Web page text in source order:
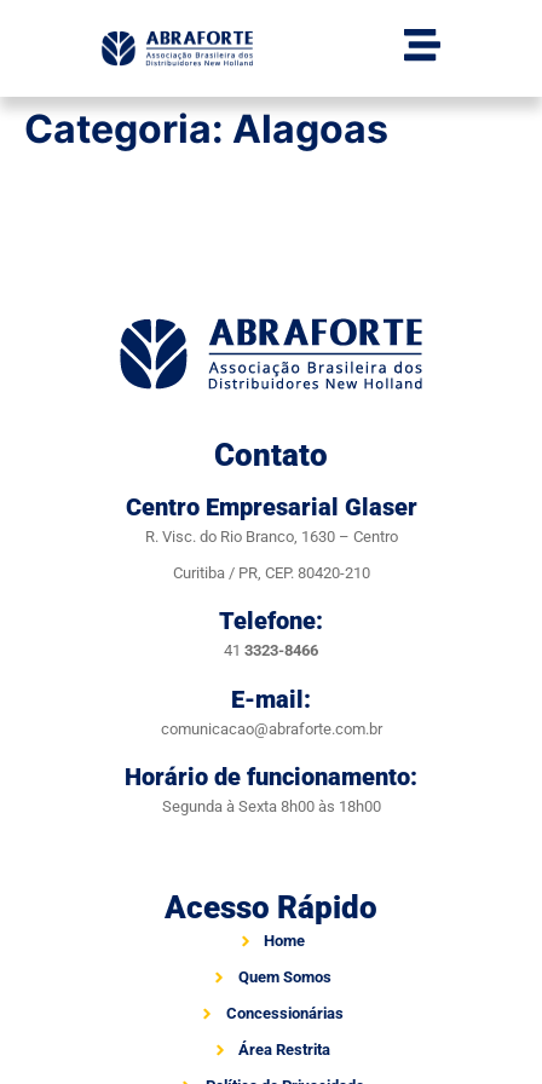
Categoria: Alagoas
Contato
Centro Empresarial Glaser
R. Visc. do Rio Branco, 1630 – Centro
Curitiba / PR, CEP. 80420-210
Telefone:
41 3323-8466
E-mail:
comunicacao@abraforte.com.br
Horário de funcionamento:
Segunda à Sexta 8h00 às 18h00
Acesso Rápido
Home
Quem Somos
Concessionárias
Área Restrita